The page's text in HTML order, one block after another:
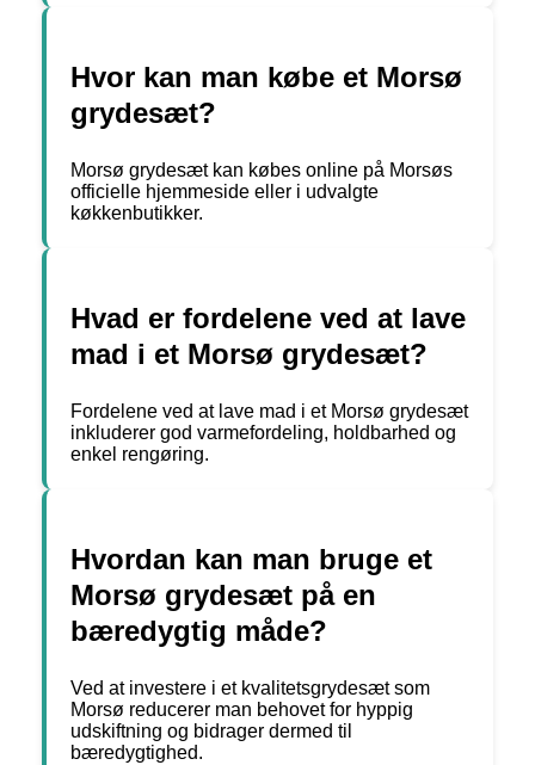
Hvor kan man købe et Morsø
grydesæt?
Morsø grydesæt kan købes online på Morsøs
officielle hjemmeside eller i udvalgte
køkkenbutikker.
Hvad er fordelene ved at lave
mad i et Morsø grydesæt?
Fordelene ved at lave mad i et Morsø grydesæt
inkluderer god varmefordeling, holdbarhed og
enkel rengøring.
Hvordan kan man bruge et
Morsø grydesæt på en
bæredygtig måde?
Ved at investere i et kvalitetsgrydesæt som
Morsø reducerer man behovet for hyppig
udskiftning og bidrager dermed til
bæredygtighed.